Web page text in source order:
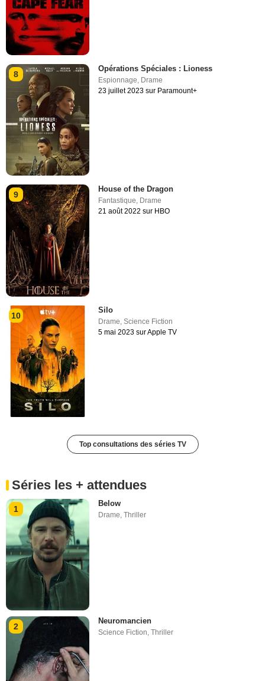
8
Opérations Spéciales : Lioness
Espionnage, Drame
23 juillet 2023 sur Paramount+
9
House of the Dragon
Fantastique, Drame
21 août 2022 sur HBO
10
Silo
Drame ,Science Fiction
5 mai 2023 sur Apple TV
Top consultations des séries TV
Séries les + attendues
1
Below
Drame,Thriller
2
Neuromancien
Science Fiction,Thriller